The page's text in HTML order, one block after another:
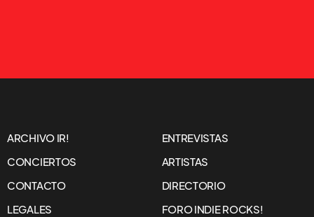
ARCHIVO IR!
ENTREVISTAS
CONCIERTOS
ARTISTAS
CONTACTO
DIRECTORIO
LEGALES
FORO INDIE ROCKS!